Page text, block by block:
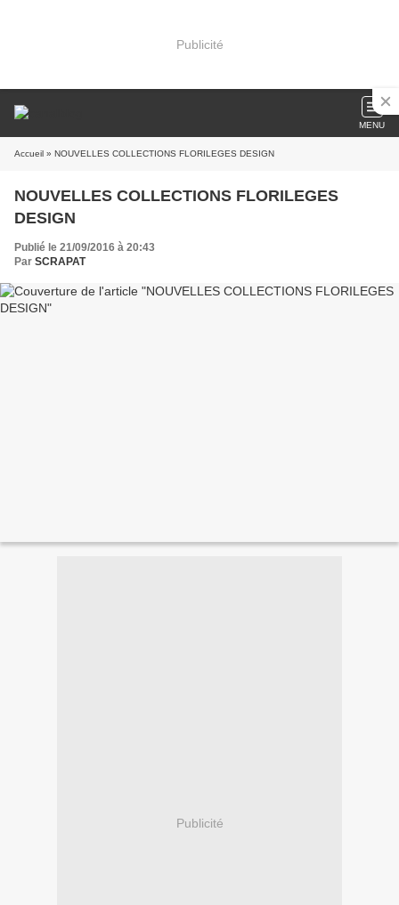
Publicité
MENU
Accueil » NOUVELLES COLLECTIONS FLORILEGES DESIGN
NOUVELLES COLLECTIONS FLORILEGES
DESIGN
Publié le 21/09/2016 à 20:43
Par SCRAPAT
Publicité